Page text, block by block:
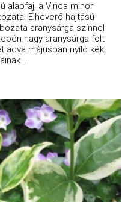
alapfaj, a Vinca minor
Elheverő hajtású
aranysárga színnel
nagy aranysárga folt
adva májusban nyíló kék
...